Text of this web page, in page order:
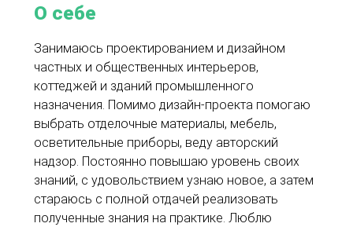
О себе
Занимаюсь проектированием и дизайном
частных и общественных интерьеров,
коттеджей и зданий промышленного
назначения. Помимо дизайн-проекта помогаю
выбрать отделочные материалы, мебель,
осветительные приборы, веду авторский
надзор. Постоянно повышаю уровень своих
знаний, с удовольствием узнаю новое, а затем
стараюсь с полной отдачей реализовать
полученные знания на практике. Люблю